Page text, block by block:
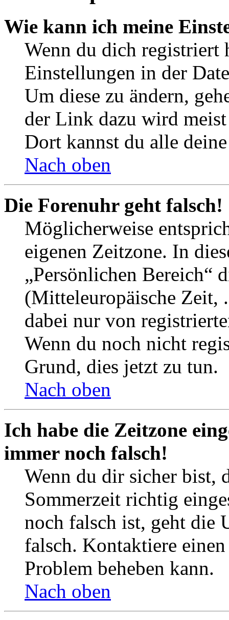
Wie kann ich meine
Wenn du dich registriert
Einstellungen in der
Um diese zu ändern,
der Link dazu wird
Dort kannst du alle
Nach oben
Die Forenuhr geht falsch!
Möglicherweise
eigenen Zeitzone. In
„Persönlichen Bereich“
(Mitteleuropäische Zeit,
dabei nur von
Wenn du noch nicht
Grund, dies jetzt zu tun.
Nach oben
Ich habe die Zeitzone
immer noch falsch!
Wenn du dir sicher bist,
Sommerzeit richtig
noch falsch ist, geht die
falsch. Kontaktiere
Problem beheben kann.
Nach oben